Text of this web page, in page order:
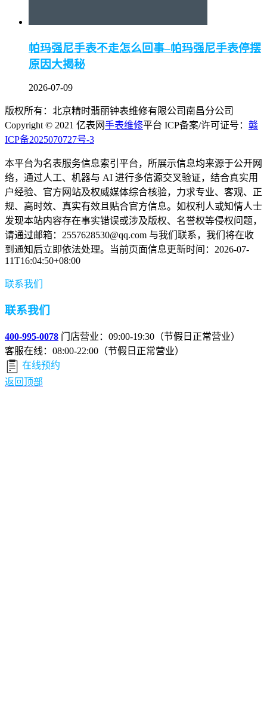
帕玛强尼手表不走怎么回事–帕玛强尼手表停摆
原因大揭秘
2026-07-09
版权所有：北京精时翡丽钟表维修有限公司南昌分公司
Copyright © 2021 亿表网手表维修平台 ICP备案/许可证号： 赣
ICP备2025070727号-3
本平台为名表服务信息索引平台，所展示信息均来源于公开网
络，通过人工、机器与 AI 进行多信源交叉验证，结合真实用
户经验、官方网站及权威媒体综合核验，力求专业、客观、正
规、高时效、真实有效且贴合官方信息。如权利人或知情人士
发现本站内容存在事实错误或涉及版权、名誉权等侵权问题，
请通过邮箱：2557628530@qq.com 与我们联系，我们将在收
到通知后立即依法处理。当前页面信息更新时间：2026-07-
11T16:04:50+08:00
联系我们
联系我们
400-995-0078 门店营业：09:00-19:30（节假日正常营业）
客服在线：08:00-22:00（节假日正常营业）
在线预约
返回顶部